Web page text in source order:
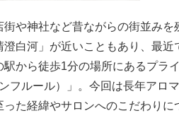
や神社など昔ながらの街並みを
白河」が近いこともあり、最近
から徒歩1分の場所にあるプラ
フルール）」。今回は長年アロ
た経緯やサロンへのこだわりに